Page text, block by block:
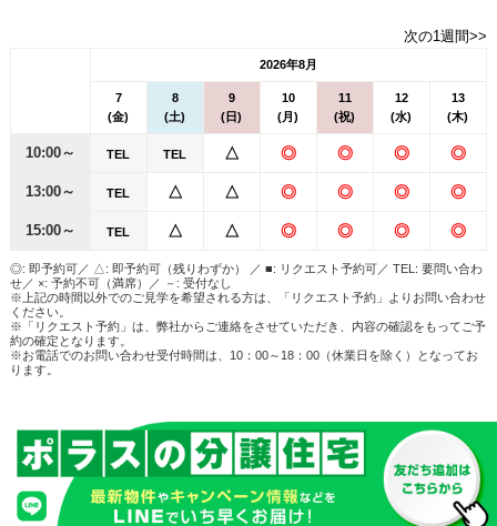
次の1週間>>
2026年8月
7
(金)
8
(土)
9
(日)
10
(月)
11
(祝)
12
(水)
13
(木)
10:00～ TEL TEL △ ◎ ◎ ◎ ◎
13:00～ TEL △ △ ◎ ◎ ◎ ◎
15:00～ TEL △ △ ◎ ◎ ◎ ◎
◎: 即予約可／ △: 即予約可（残りわずか） ／ ■: リクエスト予約可／ TEL: 要問い合わ
せ／ ×: 予約不可（満席）／ －: 受付なし
※上記の時間以外でのご見学を希望される方は、「リクエスト予約」よりお問い合わせ
ください。
※「リクエスト予約」は、弊社からご連絡をさせていただき、内容の確認をもってご予
約の確定となります。
※お電話でのお問い合わせ受付時間は、10：00～18：00（休業日を除く）となってお
ります。